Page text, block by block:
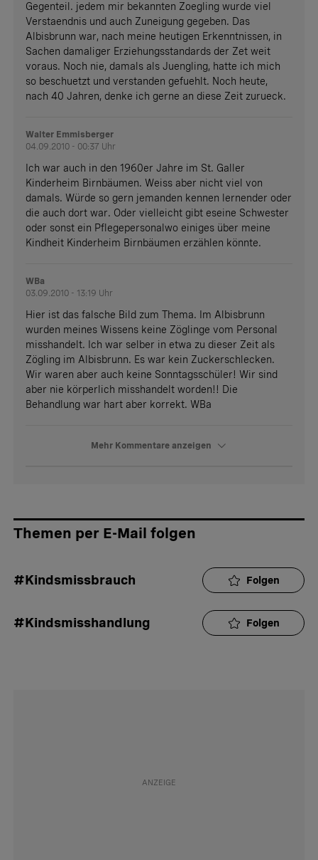
Gegenteil. jedem mir bekannten Zoegling wurde viel
Verstaendnis und auch Zuneigung gegeben. Das
Albisbrunn war, nach meine heutigen Erkenntnissen, in
Sachen damaliger Erziehungsstandards der Zet weit
voraus. Noch nie, damals als Juengling, hatte ich mich
so beschuetzt und verstanden gefuehlt. Noch heute,
nach 40 Jahren, denke ich gerne an diese Zeit zurueck.
Walter Emmisberger
04.09.2010 - 00:37 Uhr
Ich war auch in den 1960er Jahre im St. Galler
Kinderheim Birnbäumen. Weiss aber nicht viel von
damals. Würde so gern jemanden kennen lernender oder
die auch dort war. Oder vielleicht gibt eseine Schwester
oder sonst ein Pflegepersonalwo einiges über meine
Kindheit Kinderheim Birnbäumen erzählen könnte.
WBa
03.09.2010 - 13:19 Uhr
Hier ist das falsche Bild zum Thema. Im Albisbrunn
wurden meines Wissens keine Zöglinge vom Personal
misshandelt. Ich war selber in etwa zu dieser Zeit als
Zögling im Albisbrunn. Es war kein Zuckerschlecken.
Wir waren aber auch keine Sonntagsschüler! Wir sind
aber nie körperlich misshandelt worden!! Die
Behandlung war hart aber korrekt. WBa
Mehr Kommentare anzeigen
Themen per E-Mail folgen
#Kindsmissbrauch Folgen
#Kindsmisshandlung Folgen